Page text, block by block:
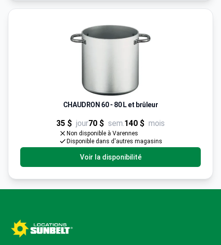
CHAUDRON 60 - 80 L et brûleur
35 $ jour70 $ sem.140 $ mois
Non disponible à Varennes
Disponible dans d'autres magasins
Voir la disponibilité